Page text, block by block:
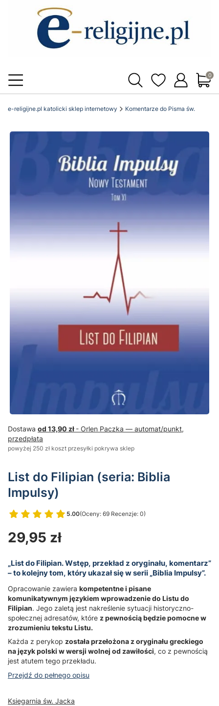
e-religijne.pl katolicki sklep internetowy Komentarze do Pisma św.
Dostawa od 13,90 zł - Orlen Paczka — automat/punkt,
przedpłata
powyżej 250 zł koszt przesyłki pokrywa sklep
List do Filipian (seria: Biblia
Impulsy)
5.00(Oceny: 69 Recenzje: 0)
Przejdź do sekcji Opinie
Cena
29,95 zł
„List do Filipian. Wstęp, przekład z oryginału, komentarz”
– to kolejny tom, który ukazał się w serii „Biblia Impulsy”.
Opracowanie zawiera kompetentne i pisane
komunikatywnym językiem wprowadzenie do Listu do
Filipian. Jego zaletą jest nakreślenie sytuacji historyczno-
społecznej adresatów, które z pewnością będzie pomocne w
zrozumieniu tekstu Listu.
Każda z perykop została przełożona z oryginału greckiego
na język polski w wersji wolnej od zawiłości, co z pewnością
jest atutem tego przekładu.
Przejdź do pełnego opisu
Księgarnia św. Jacka